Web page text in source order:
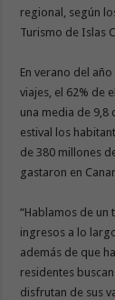
regional, según
Turismo de Islas
En verano del
viajes, el 62% de
una media de 9,8
estival los
de 380 millones
gastaron en
“Hablamos de
ingresos a lo
además de que
residentes
disfrutan de sus